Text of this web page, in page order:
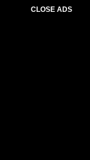
CLOSE ADS